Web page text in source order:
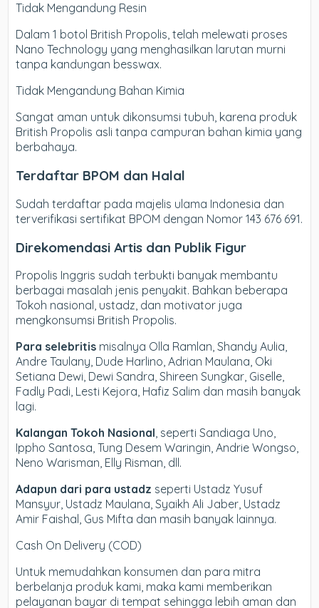
Tidak Mengandung Resin
Dalam 1 botol British Propolis, telah melewati proses
Nano Technology yang menghasilkan larutan murni
tanpa kandungan besswax.
Tidak Mengandung Bahan Kimia
Sangat aman untuk dikonsumsi tubuh, karena produk
British Propolis asli tanpa campuran bahan kimia yang
berbahaya.
Terdaftar BPOM dan Halal
Sudah terdaftar pada majelis ulama Indonesia dan
terverifikasi sertifikat BPOM dengan Nomor 143 676 691.
Direkomendasi Artis dan Publik Figur
Propolis Inggris sudah terbukti banyak membantu
berbagai masalah jenis penyakit. Bahkan beberapa
Tokoh nasional, ustadz, dan motivator juga
mengkonsumsi British Propolis.
Para selebritis misalnya Olla Ramlan, Shandy Aulia,
Andre Taulany, Dude Harlino, Adrian Maulana, Oki
Setiana Dewi, Dewi Sandra, Shireen Sungkar, Giselle,
Fadly Padi, Lesti Kejora, Hafiz Salim dan masih banyak
lagi.
Kalangan Tokoh Nasional, seperti Sandiaga Uno,
Ippho Santosa, Tung Desem Waringin, Andrie Wongso,
Neno Warisman, Elly Risman, dll.
Adapun dari para ustadz seperti Ustadz Yusuf
Mansyur, Ustadz Maulana, Syaikh Ali Jaber, Ustadz
Amir Faishal, Gus Mifta dan masih banyak lainnya.
Cash On Delivery (COD)
Untuk memudahkan konsumen dan para mitra
berbelanja produk kami, maka kami memberikan
pelayanan bayar di tempat sehingga lebih aman dan